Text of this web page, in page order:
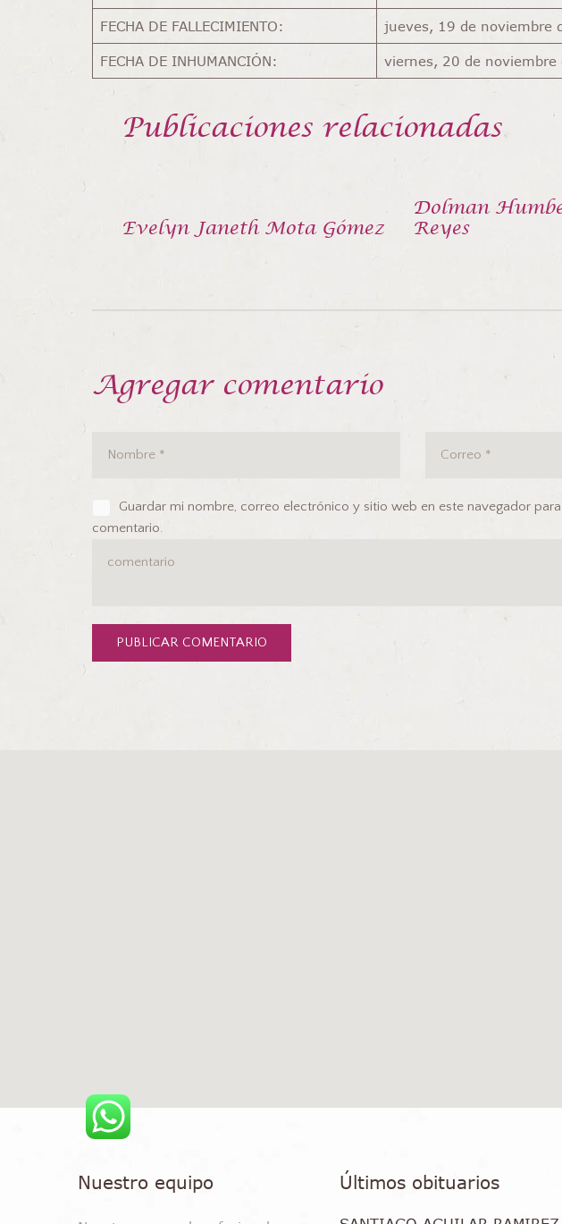
FECHA DE FALLECIMIENTO: jueves, 19 de noviembre
FECHA DE INHUMANCIÓN: viernes, 20 de noviembre
Publicaciones relacionadas
Evelyn Janeth Mota Gómez
Dolman
Reyes
Agregar comentario
Guardar mi nombre, correo electrónico y sitio web en este navegador
comentario.
Nuestro equipo Últimos obituarios